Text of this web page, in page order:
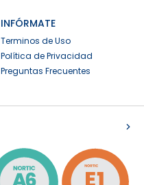
INFÓRMATE
Terminos de Uso
Política de Privacidad
Preguntas Frecuentes